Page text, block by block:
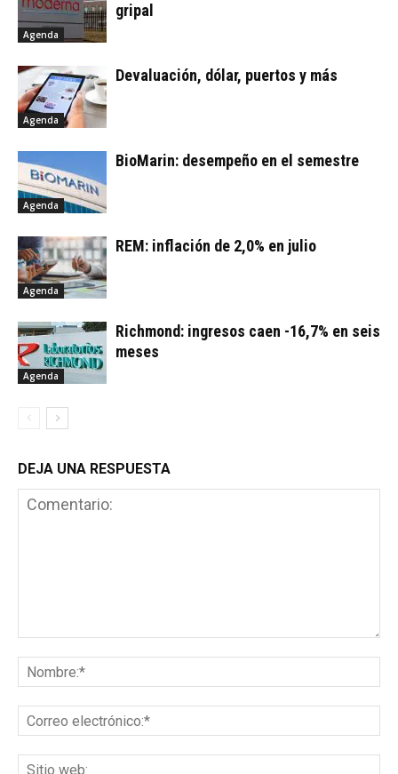
Agenda
gripal
Agenda
Devaluación, dólar, puertos y más
Agenda
BioMarin: desempeño en el semestre
Agenda
REM: inflación de 2,0% en julio
Agenda
Richmond: ingresos caen -16,7% en seis
meses
DEJA UNA RESPUESTA